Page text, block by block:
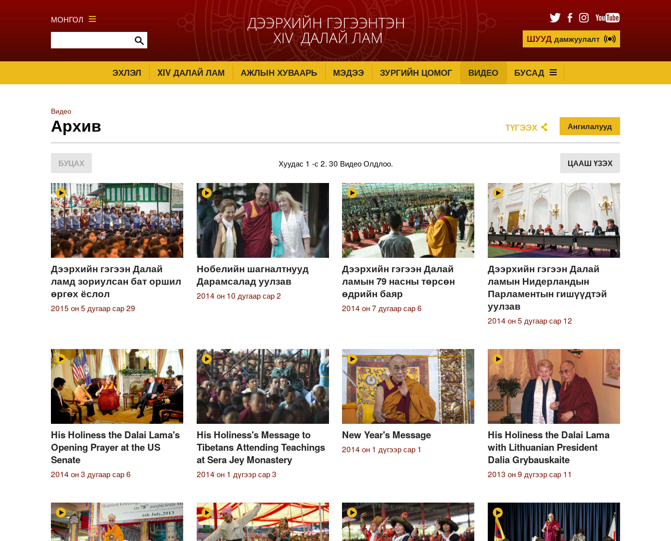
МОНГОЛ
ШУУД дамжуулалт
ЭХЛЭЛ XIV ДАЛАЙ ЛАМ АЖЛЫН ХУВААРЬ МЭДЭЭ ЗУРГИЙН ЦОМОГ ВИДЕО БУСАД
Видео
Архив ТҮГЭЭХ Ангилалууд
БУЦАХ Хуудас 1 -с 2. 30 Видео Олдлоо. ЦААШ ҮЗЭХ
Дээрхийн гэгээн Далай
ламд зориулсан бат оршил
өргөх ёслол
2015 он 5 дугаар сар 29
Нобелийн шагналтнууд
Дарамсалад уулзав
2014 он 10 дугаар сар 2
Дээрхийн гэгээн Далай
ламын 79 насны төрсөн
өдрийн баяр
2014 он 7 дугаар сар 6
Дээрхийн гэгээн Далай
ламын Нидерландын
Парламентын гишүүдтэй
уулзав
2014 он 5 дугаар сар 12
His Holiness the Dalai Lama's
Opening Prayer at the US
Senate
2014 он 3 дугаар сар 6
His Holiness's Message to
Tibetans Attending Teachings
at Sera Jey Monastery
2014 он 1 дүгээр сар 3
New Year's Message
2014 он 1 дүгээр сар 1
His Holiness the Dalai Lama
with Lithuanian President
Dalia Grybauskaite
2013 он 9 дүгээр сар 11